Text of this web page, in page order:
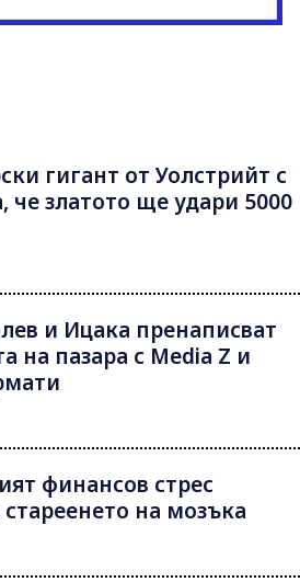
гигант от Уолстрийт с
че златото ще удари 5000
и Ицака пренаписват
на пазара с Media Z и
финансов стрес
стареенето на мозъка